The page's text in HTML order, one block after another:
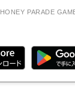
HONEY PARADE